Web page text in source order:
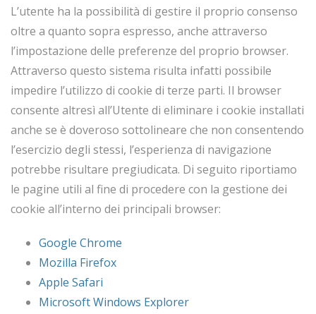
L’utente ha la possibilità di gestire il proprio consenso
oltre a quanto sopra espresso, anche attraverso
l’impostazione delle preferenze del proprio browser.
Attraverso questo sistema risulta infatti possibile
impedire l’utilizzo di cookie di terze parti. Il browser
consente altresì all’Utente di eliminare i cookie installati
anche se è doveroso sottolineare che non consentendo
l’esercizio degli stessi, l’esperienza di navigazione
potrebbe risultare pregiudicata. Di seguito riportiamo
le pagine utili al fine di procedere con la gestione dei
cookie all’interno dei principali browser:
Google Chrome
Mozilla Firefox
Apple Safari
Microsoft Windows Explorer